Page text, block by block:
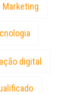
Marketing
digital